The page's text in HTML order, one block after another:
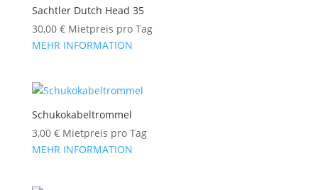
Sachtler Dutch Head 35
30,00 €Mietpreis pro Tag
MEHR INFORMATION
Schukokabeltrommel
3,00 €Mietpreis pro Tag
MEHR INFORMATION